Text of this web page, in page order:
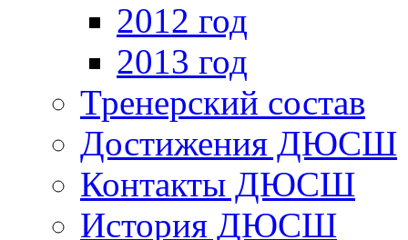
2012 год
2013 год
Тренерский состав
Достижения ДЮСШ
Контакты ДЮСШ
История ДЮСШ